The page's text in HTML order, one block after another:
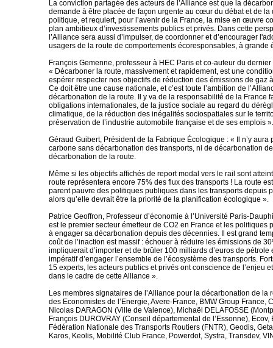
La conviction partagée des acteurs de l’Alliance est que la
demande à être placée de façon urgente au cœur du débat et de la
politique, et requiert, pour l’avenir de la France, la mise en œuvre
plan ambitieux d’investissements publics et privés. Dans cette
l’Alliance sera aussi d’impulser, de coordonner et d’encourager
usagers de la route de comportements écoresponsables, à grande
François Gemenne, professeur à HEC Paris et co-auteur du
« Décarboner la route, massivement et rapidement, est une
espérer respecter nos objectifs de réduction des émissions de gaz
Ce doit être une cause nationale, et c’est toute l’ambition de
décarbonation de la route. Il y va de la responsabilité de la France
obligations internationales, de la justice sociale au regard du
climatique, de la réduction des inégalités sociospatiales sur le
préservation de l’industrie automobile française et de ses emplois ».
Géraud Guibert, Président de la Fabrique Écologique : « Il n’y aura
carbone sans décarbonation des transports, ni de décarbonation
décarbonation de la route.
Même si les objectifs affichés de report modal vers le rail sont
route représentera encore 75% des flux des transports ! La route
parent pauvre des politiques publiques dans les transports depuis
alors qu’elle devrait être la priorité de la planification écologique ».
Patrice Geoffron, Professeur d’économie à l’Université Paris-
est le premier secteur émetteur de CO2 en France et les politiques
à engager sa décarbonation depuis des décennies. Il est grand
coût de l’inaction est massif : échouer à réduire les émissions de
impliquerait d’importer et de brûler 100 milliards d’euros de
impératif d’engager l’ensemble de l’écosystème des transports.
15 experts, les acteurs publics et privés ont conscience de l’enjeu
dans le cadre de cette Alliance ».
Les membres signataires de l’Alliance pour la décarbonation de la
des Economistes de l’Energie, Avere-France, BMW Group France,
Nicolas DARAGON (Ville de Valence), Michaël DELAFOSSE
François DUROVRAY (Conseil départemental de l’Essonne), Ecov,
Fédération Nationale des Transports Routiers (FNTR), Geodis,
Karos, Keolis, Mobilité Club France, Powerdot, Systra, Transdev,